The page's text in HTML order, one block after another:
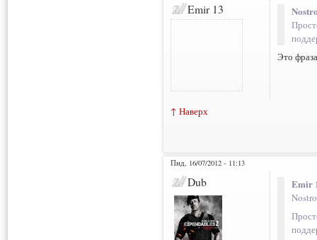
Emir 13
Это
↑ Наверх
Пнд, 16/07/2012 - 11:13
Dub Emir